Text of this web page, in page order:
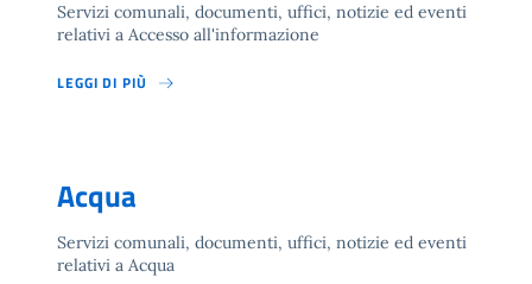
Servizi comunali, documenti, uffici, notizie ed eventi
relativi a Accesso all'informazione
LEGGI DI PIÙ
Acqua
Servizi comunali, documenti, uffici, notizie ed eventi
relativi a Acqua